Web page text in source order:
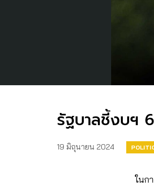
รัฐบาลชี้งบฯ
19 มิถุนายน 2024
ในก